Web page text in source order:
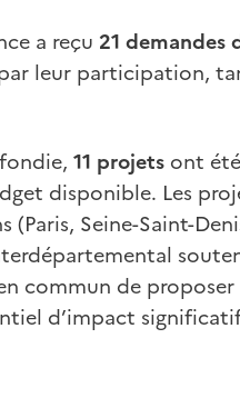
a reçu 21 demandes
leur participation,
11 projets ont
disponible. Les
Seine-Saint-
commun de
d’impact